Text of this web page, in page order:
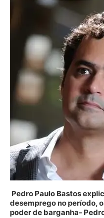
Pedro Paulo Bastos
desemprego no período,
poder de barganha-